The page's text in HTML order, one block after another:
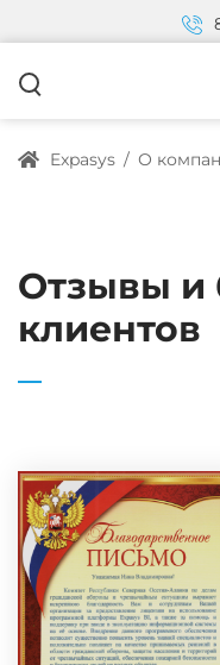
Expasys / О
Отзывы и
клиентов